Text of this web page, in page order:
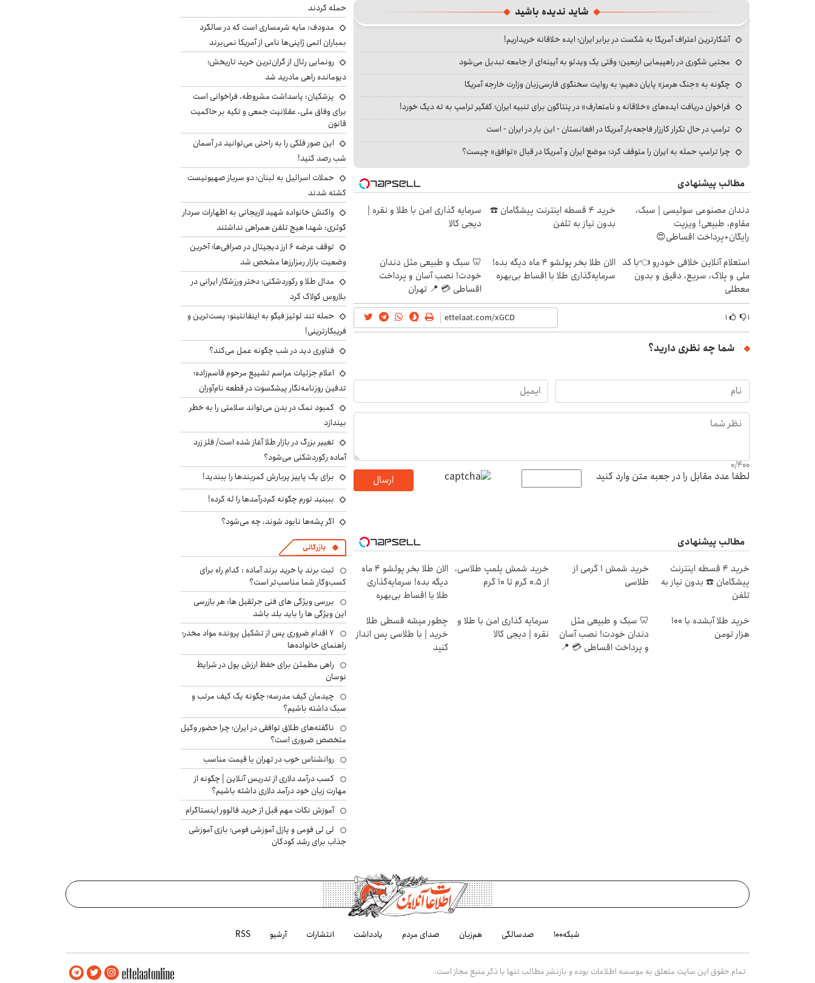
شاید ندیده باشید
آشکارترین اعتراف آمریکا به شکست در برابر ایران؛ ایده خلاقانه خریداریم!
مجتبی شکوری در راهپیمایی اربعین؛ وقتی یک ویدئو به آیینه‌ای از جامعه تبدیل می‌شود
چگونه به «جنگ هرمز» پایان دهیم؛ به روایت سخنگوی فارسی‌زبان وزارت خارجه آمریکا
فراخوان دریافت ایده‌های «خلاقانه و نامتعارف» در پنتاگون برای تنبیه ایران؛ کفگیر ترامپ به ته دیگ خورد!
ترامپ در حال تکرار کارزار فاجعه‌بار آمریکا در افغانستان - این بار در ایران - است
چرا ترامپ حمله به ایران را متوقف کرد؛ موضع ایران و آمریکا در قبال «توافق» چیست؟
مطالب پیشنهادی
دندان مصنوعی سوئیسی | سبک،
مقاوم، طبیعی! ویزیت
رایگان+پرداخت اقساطی😍
خرید 4 قسطه اینترنت پیشگامان ☎️
بدون نیاز به تلفن
سرمایه گذاری امن با طلا و نقره |
دیجی کالا
استعلام آنلاین خلافی خودرو 👈با کد
ملی و پلاک، سریع، دقیق و بدون
معطلی
الان طلا بخر پولشو 4 ماه دیگه بده!
سرمایه‌گذاری طلا با اقساط بی‌بهره
🦷 سبک و طبیعی مثل دندان
خودت! نصب آسان و پرداخت
اقساطی 💳 📍 تهران
۱ ۱
شما چه نظری دارید؟
0/400
لطفا عدد مقابل را در جعبه متن وارد کنید ارسال
مطالب پیشنهادی
خرید 4 قسطه اینترنت
پیشگامان ☎️ بدون نیاز به
تلفن
خرید شمش 1 گرمی از
طلاسی
خرید شمش پلمپ طلاسی،
از ۰.۵ گرم تا ۱۰ گرم
الان طلا بخر پولشو 4 ماه
دیگه بده! سرمایه‌گذاری
طلا با اقساط بی‌بهره
خرید طلا آبشده با 100
هزار تومن
🦷 سبک و طبیعی مثل
دندان خودت! نصب آسان
و پرداخت اقساطی 💳 📍
سرمایه گذاری امن با طلا و
نقره | دیجی کالا
چطور میشه قسطی طلا
خرید | با طلاسی پس انداز
کنید
حمله کردند
مدودف: مایه شرمساری است که در سالگرد
بمباران اتمی ژاپنی‌ها نامی از آمریکا نمی‌برند
رونمایی رئال از گران‌ترین خرید تاریخش؛
دیومانده راهی مادرید شد
پزشکیان: پاسداشت مشروطه، فراخوانی است
برای وفاق ملی، عقلانیت جمعی و تکیه بر حاکمیت
قانون
این صور فلکی را به راحتی می‌توانید در آسمان
شب رصد کنید!
حملات اسرائیل به لبنان؛ دو سرباز صهیونیست
کشته شدند
واکنش خانواده شهید لاریجانی به اظهارات سردار
کوثری: شهدا هیچ تلفن همراهی نداشتند
توقف عرضه ۶ ارز دیجیتال در صرافی‌ها؛ آخرین
وضعیت بازار رمزارزها مشخص شد
مدال طلا و رکوردشکنی؛ دختر ورزشکار ایرانی در
بلاروس کولاک کرد
حمله تند لوئیز فیگو به اینفانتینو: پست‌ترین و
فریبکارترینی!
فناوری دید در شب چگونه عمل می‌کند؟
اعلام جزئیات مراسم تشییع مرحوم قاسم‌زاده؛
تدفین روزنامه‌نگار پیشکسوت در قطعه نام‌آوران
کمبود نمک در بدن می‌تواند سلامتی را به خطر
بیندازد
تغییر بزرگ در بازار طلا آغاز شده است/ فلز زرد
آماده رکوردشکنی می‌شود؟
برای یک پاییز پربارش کمربندها را ببندید!
ببینید تورم چگونه کم‌درآمدها را له کرده!
اگر پشه‌ها نابود شوند، چه می‌شود؟
بازرگانی
ثبت برند یا خرید برند آماده : کدام راه برای
کسب‌وکار شما مناسب‌تر است؟
بررسی ویژگی های فنی جرثقیل ها: هر بازرسی
این ویژگی ها را باید بلد باشد
۷ اقدام ضروری پس از تشکیل پرونده مواد مخدر؛
راهنمای خانواده‌ها
راهی مطمئن برای حفظ ارزش پول در شرایط
نوسان
چیدمان کیف مدرسه؛ چگونه یک کیف مرتب و
سبک داشته باشیم؟
ناگفته‌های طلاق توافقی در ایران؛ چرا حضور وکیل
متخصص ضروری است؟
روانشناس خوب در تهران با قیمت مناسب
کسب درآمد دلاری از تدریس آنلاین | چگونه از
مهارت زبان خود درآمد دلاری داشته باشیم؟
آموزش نکات مهم قبل از خرید فالوور اینستاگرام
لی لی فومی و پازل آموزشی فومی؛ بازی آموزشی
جذاب برای رشد کودکان
شبکه۱۰۰ صدسالگی هم‌زبان صدای مردم یادداشت انتشارات آرشیو RSS
تمام حقوق این سایت متعلق به موسسه اطلاعات بوده و بازنشر مطالب تنها با ذکر منبع مجاز است.